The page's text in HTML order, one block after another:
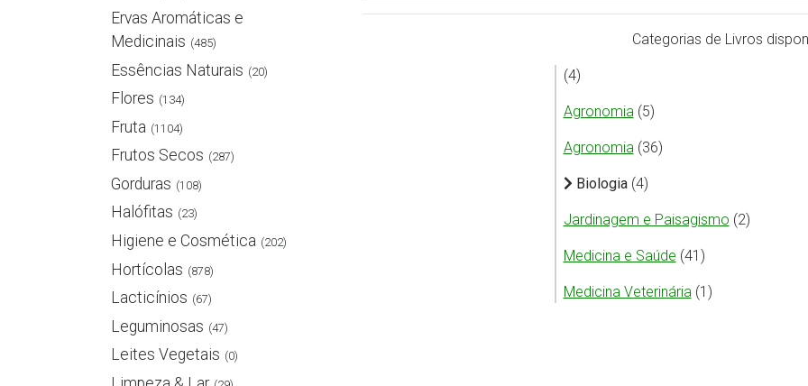
Ervas Aromáticas e
Medicinais (485)
Essências Naturais (20)
Flores (134)
Fruta (1104)
Frutos Secos (287)
Gorduras (108)
Halófitas (23)
Higiene e Cosmética (202)
Hortícolas (878)
Lacticínios (67)
Leguminosas (47)
Leites Vegetais (0)
Categorias de Livros
(4)
Agronomia(5)
Agronomia(36)
Biologia(4)
Jardinagem e Paisagismo (2)
Medicina e Saúde (41)
Medicina Veterinária(1)